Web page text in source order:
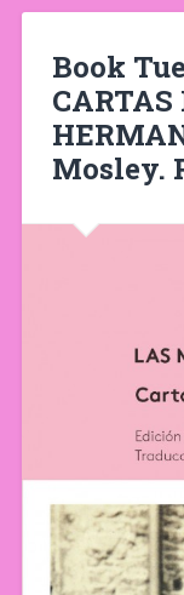
Book
CARTAS
Mosley.